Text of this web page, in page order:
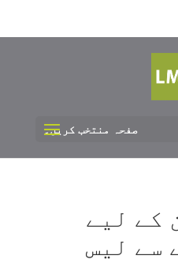
صفحہ منتخب کریں۔
کے لیے
سے لیس